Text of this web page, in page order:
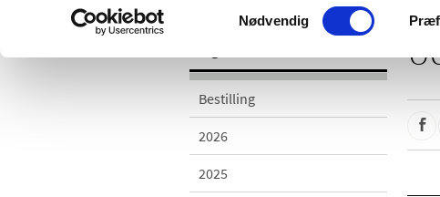
Samtykkevalg
Nødvendig
Bestilling
2026
2025